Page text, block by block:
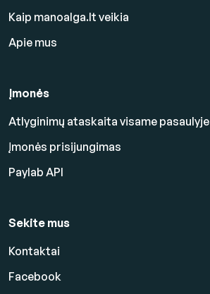
Kaip manoalga.lt veikia
Apie mus
Įmonės
Atlyginimų ataskaita visame pasaulyje
Įmonės prisijungimas
Paylab API
Sekite mus
Kontaktai
Facebook